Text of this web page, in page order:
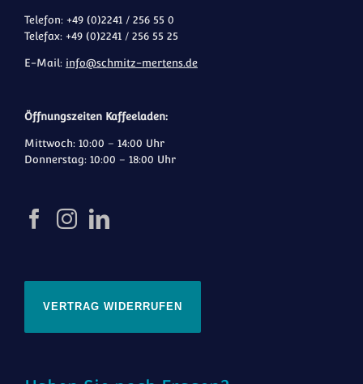
Telefon: +49 (0)2241 / 256 55 0
Telefax: +49 (0)2241 / 256 55 25
E-Mail: info@schmitz-mertens.de
Öffnungszeiten Kaffeeladen:
Mittwoch: 10:00 – 14:00 Uhr
Donnerstag: 10:00 – 18:00 Uhr
VERTRAG WIDERRUFEN